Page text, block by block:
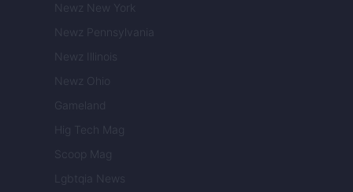
Newz New York
Newz Pennsylvania
Newz Illinois
Newz Ohio
Gameland
Hig Tech Mag
Scoop Mag
Lgbtqia News